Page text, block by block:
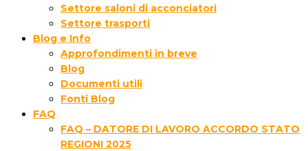
Settore saloni di acconciatori
Settore trasporti
Blog e Info
Approfondimenti in breve
Blog
Documenti utili
Fonti Blog
FAQ
FAQ – DATORE DI LAVORO ACCORDO STATO
REGIONI 2025